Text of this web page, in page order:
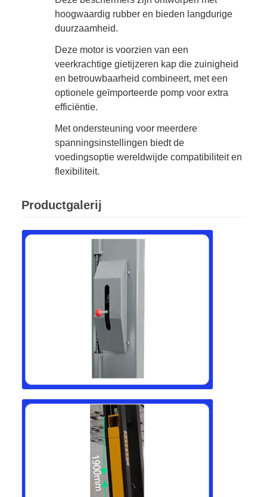
hoogwaardig rubber en bieden langdurige
duurzaamheid.
Deze motor is voorzien van een
veerkrachtige gietijzeren kap die zuinigheid
en betrouwbaarheid combineert, met een
optionele geïmporteerde pomp voor extra
efficiëntie.
Met ondersteuning voor meerdere
spanningsinstellingen biedt de
voedingsoptie wereldwijde compatibiliteit en
flexibiliteit.
Productgalerij